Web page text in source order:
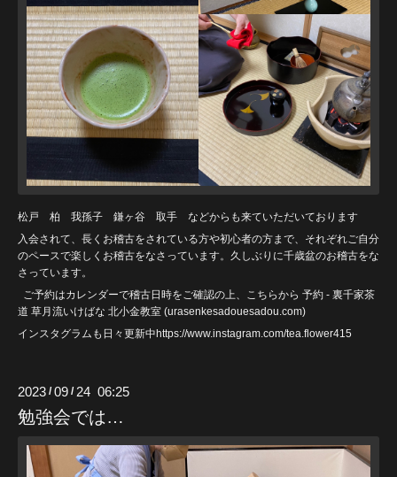
松戸 柏 我孫子 鎌ヶ谷 取手 などからも来ていただいております
入会されて、長くお稽古をされている方や初心者の方まで、それぞれご自分
のペースで楽しくお稽古をなさっています。久しぶりに千歳盆のお稽古をな
さっています。
ご予約はカレンダーで稽古日時をご確認の上、こちらから 予約 - 裏千家茶
道 草月流いけばな 北小金教室 (urasenkesadouesadou.com)
インスタグラムも日々更新中https://www.instagram.com/tea.flower415
2023 /09 / 24 06:25
勉強会では…